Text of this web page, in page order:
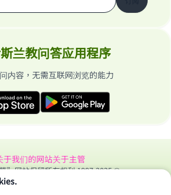
兰教问答应用程序
内容，无需互联网浏览的能力
于我们的网站关于主管
”网站保留所有权利 1997-2025 ©